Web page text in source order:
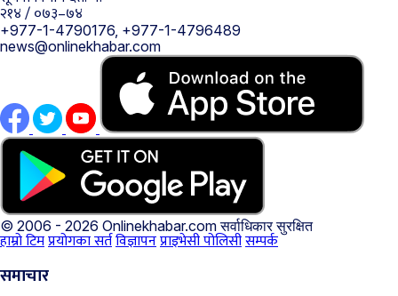
२१४ / ०७३–७४
+977-1-4790176, +977-1-4796489
news@onlinekhabar.com
© 2006 - 2026 Onlinekhabar.comसर्वाधिकार सुरक्षित
हाम्रो टिमप्रयोगका सर्तविज्ञापनप्राइभेसी पोलिसीसम्पर्क
समाचार